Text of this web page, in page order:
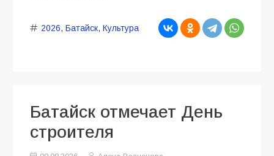
2026, Батайск, Культура
Батайск отмечает День
строителя